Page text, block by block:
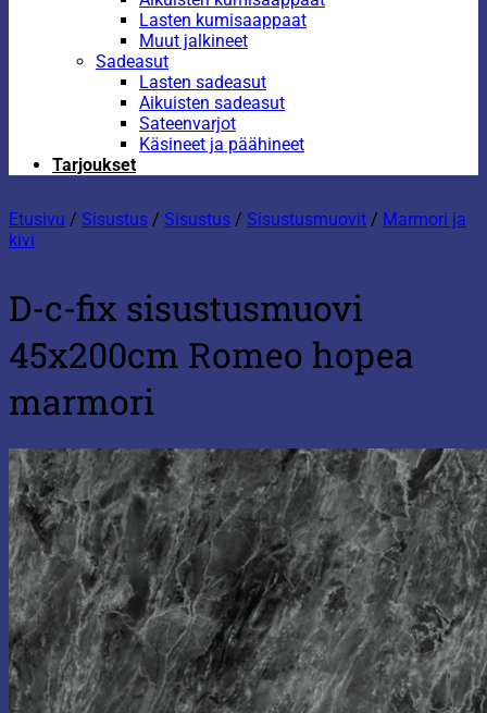
Lasten kumisaappaat
Muut jalkineet
Sadeasut
Lasten sadeasut
Aikuisten sadeasut
Sateenvarjot
Käsineet ja päähineet
Tarjoukset
Etusivu / Sisustus / Sisustus / Sisustusmuovit / Marmori ja
kivi
D-c-fix sisustusmuovi
45x200cm Romeo hopea
marmori